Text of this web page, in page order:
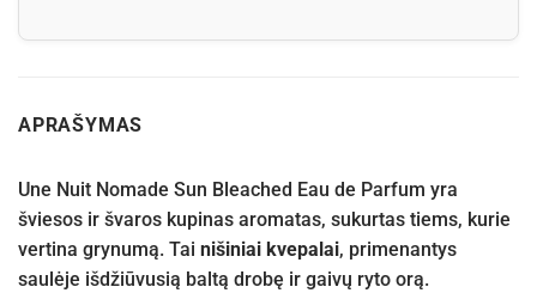
APRAŠYMAS
Une Nuit Nomade Sun Bleached Eau de Parfum yra
šviesos ir švaros kupinas aromatas, sukurtas tiems, kurie
vertina grynumą. Tai nišiniai kvepalai, primenantys
saulėje išdžiūvusią baltą drobę ir gaivų ryto orą.